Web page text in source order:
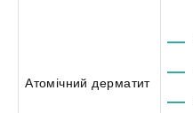
Атомічний дерматит